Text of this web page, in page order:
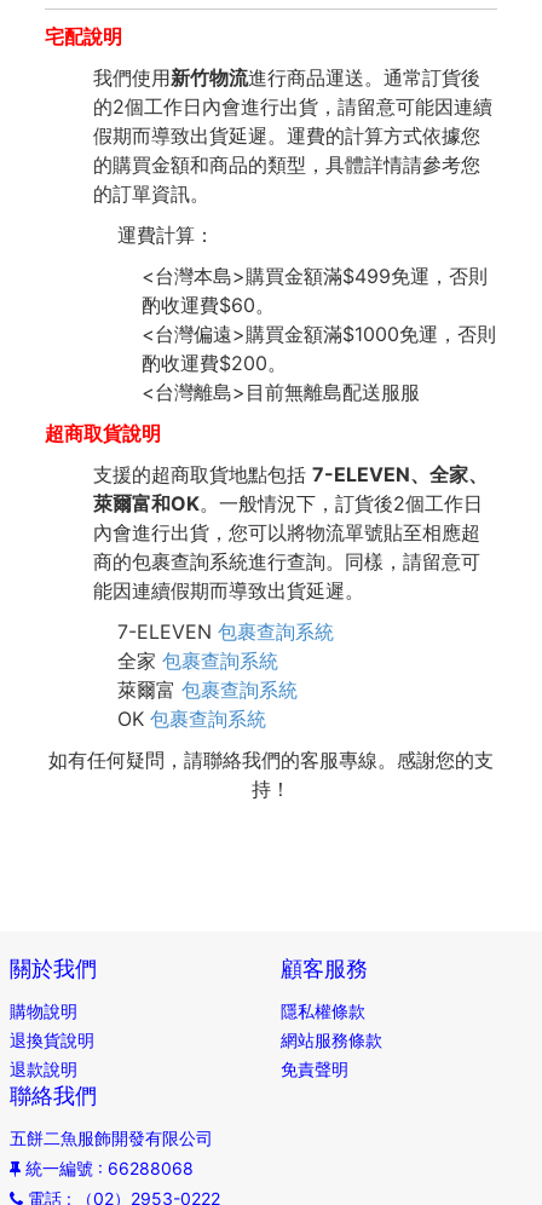
宅配說明
我們使用新竹物流進行商品運送。通常訂貨後
的2個工作日內會進行出貨，請留意可能因連續
假期而導致出貨延遲。運費的計算方式依據您
的購買金額和商品的類型，具體詳情請參考您
的訂單資訊。
運費計算：
<台灣本島>購買金額滿$499免運，否則
酌收運費$60。
<台灣偏遠>購買金額滿$1000免運，否則
酌收運費$200。
<台灣離島>目前無離島配送服服
超商取貨說明
支援的超商取貨地點包括 7-ELEVEN、全家、
萊爾富和OK。一般情況下，訂貨後2個工作日
內會進行出貨，您可以將物流單號貼至相應超
商的包裹查詢系統進行查詢。同樣，請留意可
能因連續假期而導致出貨延遲。
7-ELEVEN 包裹查詢系統
全家 包裹查詢系統
萊爾富 包裹查詢系統
OK 包裹查詢系統
如有任何疑問，請聯絡我們的客服專線。感謝您的支
持！
關於我們
購物說明
退換貨說明
退款說明
顧客服務
隱私權條款
網站服務條款
免責聲明
聯絡我們
五餅二魚服飾開發有限公司
統一編號 : 66288068
電話: （02）2953-0222